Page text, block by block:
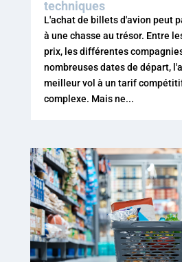
techniques
L'achat de billets d'avion peut
à une chasse au trésor. Entre
prix, les différentes
nombreuses dates de départ,
meilleur vol à un tarif
complexe. Mais ne...